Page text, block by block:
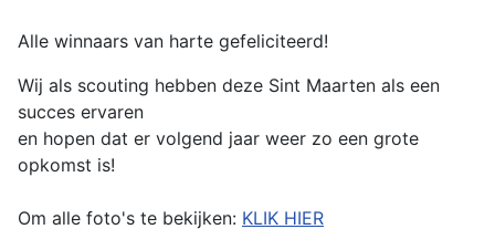
Alle winnaars van harte gefeliciteerd!
Wij als scouting hebben deze Sint Maarten als een
succes ervaren
en hopen dat er volgend jaar weer zo een grote
opkomst is!
Om alle foto's te bekijken: KLIK HIER